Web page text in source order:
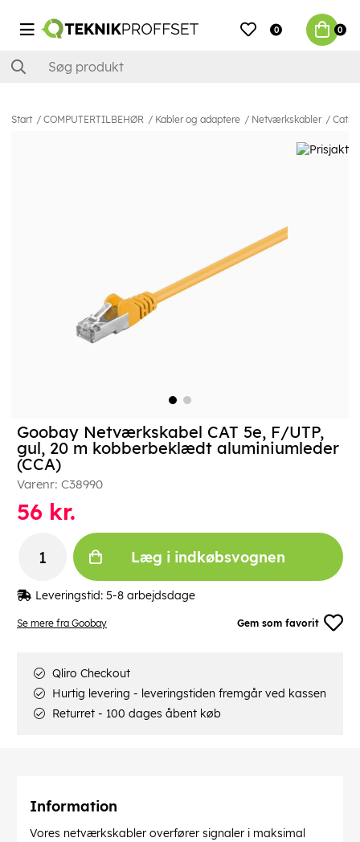
0 0
Start COMPUTERTILBEHØR Kabler og adaptere Netværkskabler Cat5e
Se mere fra Goobay Gem som favorit
Goobay Netværkskabel CAT 5e, F/UTP,
gul, 20 m kobberbeklædt aluminiumleder
(CCA)
Varenr: C38990
56 kr.
Læg i indkøbsvognen
Leveringstid: 5-8 arbejdsdage
Qliro Checkout
Hurtig levering - leveringstiden fremgår ved kassen
Returret - 100 dages åbent køb
Information
Vores netværkskabler overfører signaler i maksimal